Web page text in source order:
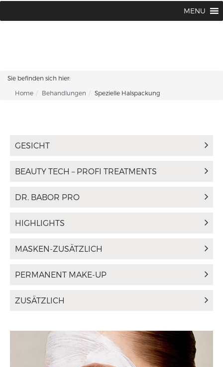
MENU
Sie befinden sich hier:
Home Behandlungen Spezielle Halspackung
GESICHT
BEAUTY TECH – PROFI TREATMENTS
DR. BABOR PRO
HIGHLIGHTS
MASKEN-ZUSÄTZLICH
PERMANENT MAKE-UP
ZUSÄTZLICH